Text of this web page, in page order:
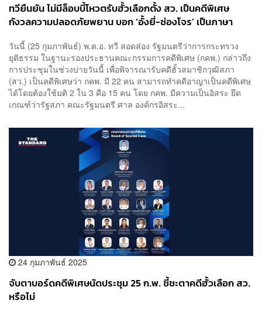
ทวียืนยัน ไม่มีล็อบบี้โหวตรับฮั้วเลือกตั้ง สว. เป็นคดีพิเศษ
กังวลความปลอดภัยพยาน บอก ‘อั้งยี่-ซ่องโจร’ เป็นภาษา
วันนี้ (25 กุมภาพันธ์) พ.ต.อ. ทวี สอดส่อง รัฐมนตรีว่าการกระทรวง
ยุติธรรม ในฐานะรองประธานคณะกรรมการคดีพิเศษ (กคพ.) กล่าวถึง
การประชุมในช่วงบ่ายวันนี้ เพื่อพิจารณารับคดีฮั้วสมาชิกวุฒิสภา
(สว.) เป็นคดีพิเศษว่า กคพ. มี 22 คน สามารถทำคดีอาญาเป็นคดีพิเศษ
ได้โดยต้องใช้มติ 2 ใน 3 คือ 15 คน โดย กคพ. มีความเป็นอิสระ ยึด
เกณฑ์ว่ารัฐสภา คณะรัฐมนตรี ศาล องค์กรอิสระ...
24 กุมภาพันธ์ 2025
จับตาบอร์ดคดีพิเศษนัดประชุม 25 ก.พ. ชี้ชะตาคดีฮั้วเลือก สว.
หรือไม่